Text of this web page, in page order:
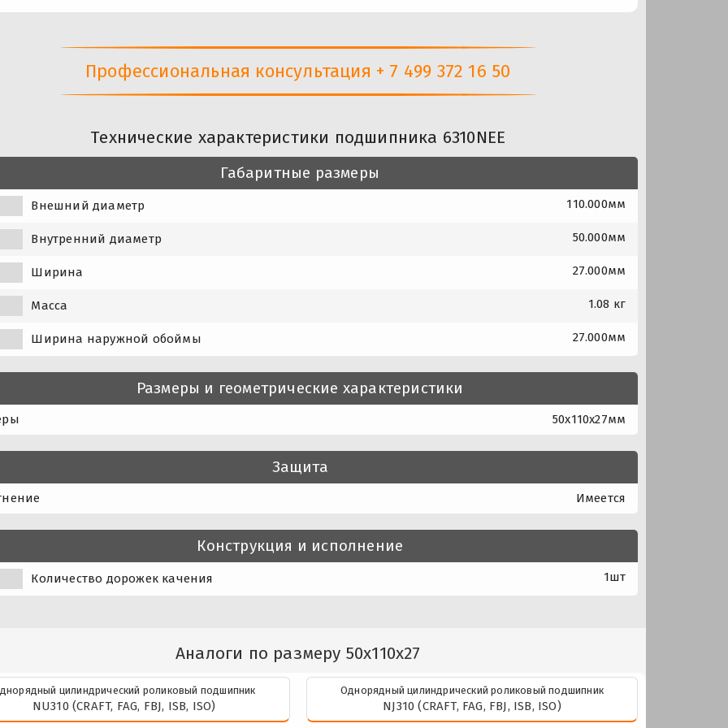
Профессиональная консультация + 7 499 372 16 50
Технические характеристики подшипника 6310NEE
Габаритные размеры
Внешний диаметр 110.000мм
Внутренний диаметр 50.000мм
Ширина 27.000мм
Масса 1.08 кг
Ширина наружной обоймы 27.000мм
Размеры и геометрические характеристики
50x110x27мм
Защита
Имеется
Конструкция и исполнение
Количество дорожек качения 1шт
Аналоги по размеру 50x110x27
цилиндрический роликовый подшипник
NU310 (CRAFT, FAG, FBJ, ISB, ISO)
Однорядный цилиндрический роликовый подшипник
NJ310 (CRAFT, FAG, FBJ, ISB, ISO)